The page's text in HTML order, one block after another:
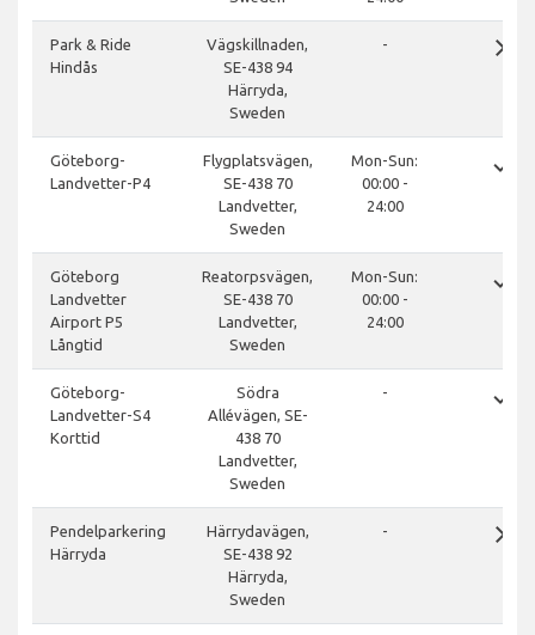
Park & Ride
Hindås
Vägskillnaden,
SE-438 94
Härryda,
Sweden
- close
Göteborg-
Landvetter-P4
Flygplatsvägen,
SE-438 70
Landvetter,
Sweden
Mon-Sun:
00:00 -
24:00
done
Göteborg
Landvetter
Airport P5
Långtid
Reatorpsvägen,
SE-438 70
Landvetter,
Sweden
Mon-Sun:
00:00 -
24:00
done
Göteborg-
Landvetter-S4
Korttid
Södra
Allévägen, SE-
438 70
Landvetter,
Sweden
- done
Pendelparkering
Härryda
Härrydavägen,
SE-438 92
Härryda,
Sweden
- close